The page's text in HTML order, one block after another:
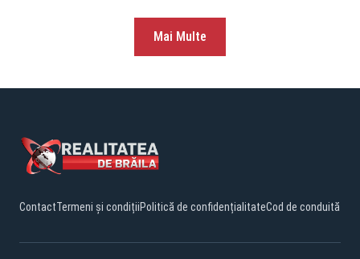
Mai Multe
ContactTermeni și condițiiPolitică de confidențialitateCod de conduită